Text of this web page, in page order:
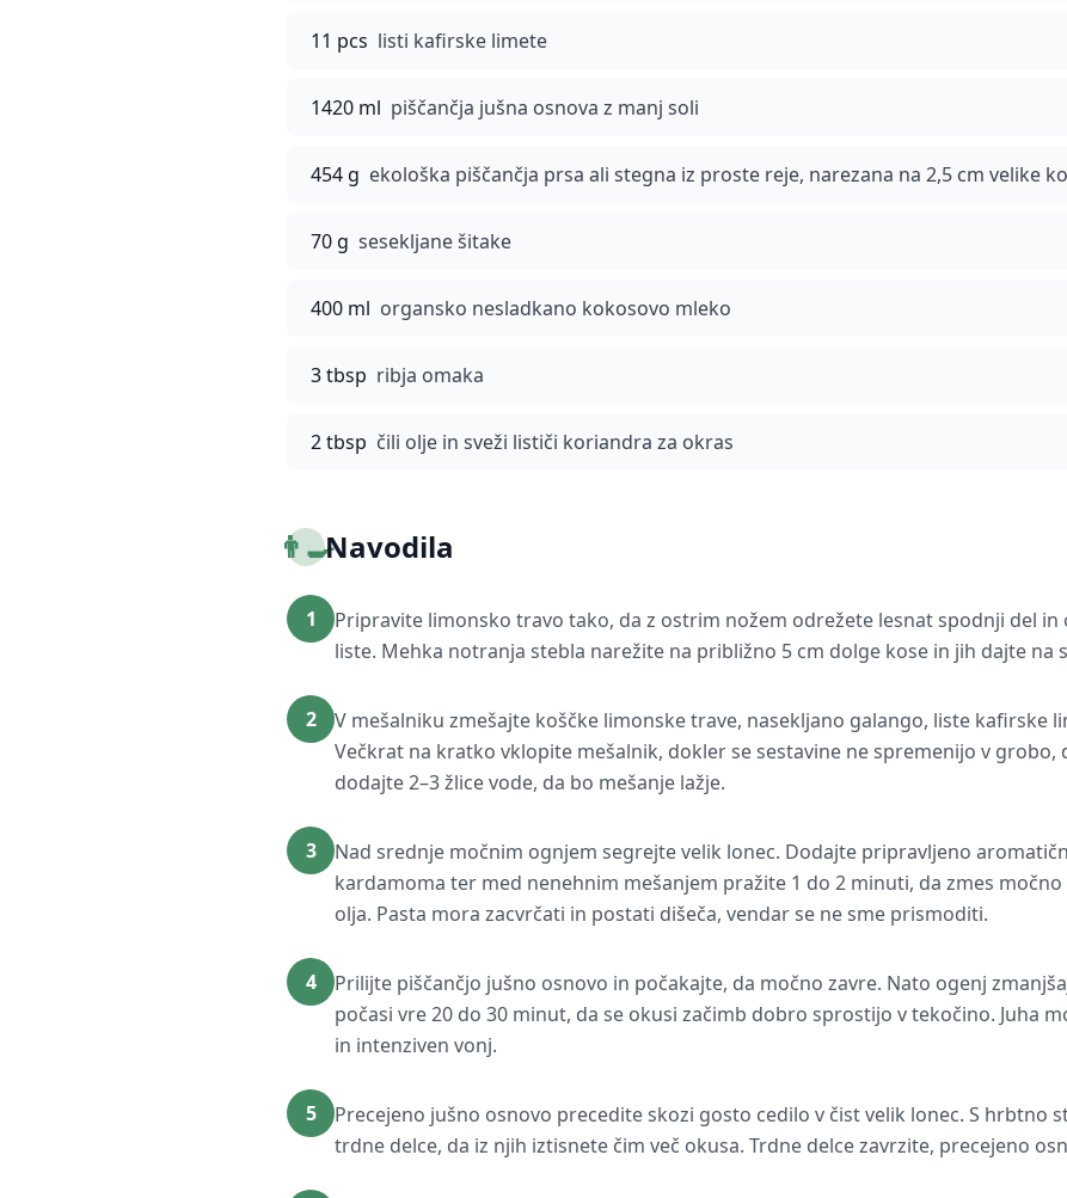
11 pcs listi kafirske limete
1420 ml piščančja jušna osnova z manj soli
454 g ekološka piščančja prsa ali stegna iz proste reje, narezana na 2,5 cm velike
70 g sesekljane šitake
400 ml organsko nesladkano kokosovo mleko
3 tbsp ribja omaka
2 tbsp čili olje in sveži lističi koriandra za okras
👨‍🍳Navodila
1
Pripravite limonsko travo tako, da z ostrim nožem odrežete lesnat spodnji del
liste. Mehka notranja stebla narežite na približno 5 cm dolge kose in jih dajte na
2
V mešalniku zmešajte koščke limonske trave, nasekljano galango, liste kafirske
Večkrat na kratko vklopite mešalnik, dokler se sestavine ne spremenijo v grobo,
dodajte 2–3 žlice vode, da bo mešanje lažje.
3
Nad srednje močnim ognjem segrejte velik lonec. Dodajte pripravljeno
kardamoma ter med nenehnim mešanjem pražite 1 do 2 minuti, da zmes
olja. Pasta mora zacvrčati in postati dišeča, vendar se ne sme prismoditi.
4
Prilijte piščančjo jušno osnovo in počakajte, da močno zavre. Nato ogenj
počasi vre 20 do 30 minut, da se okusi začimb dobro sprostijo v tekočino. Juha
in intenziven vonj.
5
Precejeno jušno osnovo precedite skozi gosto cedilo v čist velik lonec. S hrbtno
trdne delce, da iz njih iztisnete čim več okusa. Trdne delce zavrzite, precejeno